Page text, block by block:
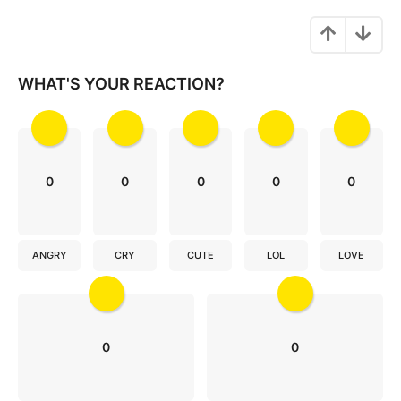
n
WHAT'S YOUR REACTION?
0
ANGRY
0
CRY
0
CUTE
0
LOL
0
LOVE
0 0